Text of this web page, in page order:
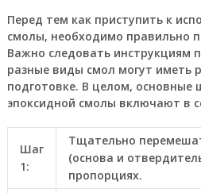
Перед тем как приступить к
смолы, необходимо правильно
Важно следовать инструкциям
разные виды смол могут иметь
подготовке. В целом, основные
эпоксидной смолы включают в
Шаг
1:
Тщательно
(основа и
пропорциях.